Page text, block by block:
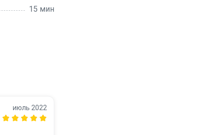
15 мин
июль 2022